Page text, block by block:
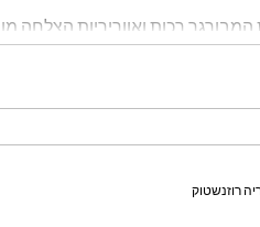
המבורגר רכות ואווריריות הצלחה
רוזנשטוק